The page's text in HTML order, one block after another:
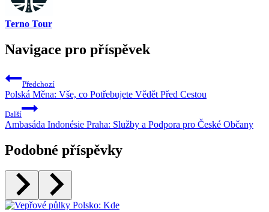
Terno Tour
Navigace pro příspěvek
Předchozí
Polská Měna: Vše, co Potřebujete Vědět Před Cestou
Další
Ambasáda Indonésie Praha: Služby a Podpora pro České Občany
Podobné příspěvky